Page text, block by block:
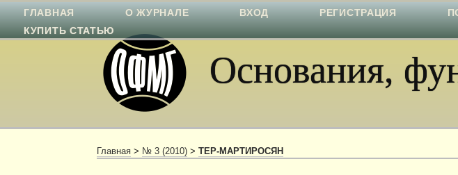
Основания,
ГЛАВНАЯ О ЖУРНАЛЕ ВХОД РЕГИСТРАЦИЯ
КУПИТЬ СТАТЬЮ
Главная > № 3 (2010) >ТЕР-МАРТИРОСЯН